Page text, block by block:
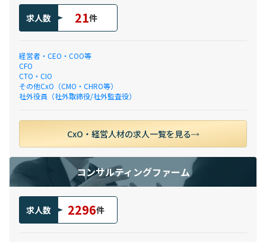
求人数 21件
経営者・CEO・COO等
CFO
CTO・CIO
その他CxO（CMO・CHRO等）
社外役員（社外取締役/社外監査役）
CxO・経営人材の求人一覧を見る
コンサルティングファーム
求人数 2296件